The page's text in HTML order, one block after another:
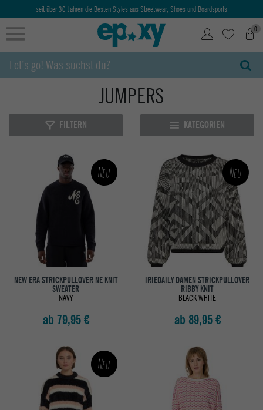
seit über 30 Jahren die Besten Styles aus Streetwear, Shoes und Boardsports
0
JUMPERS
FILTERN KATEGORIEN
Neu
NEW ERA STRICKPULLOVER NE KNIT
SWEATER
NAVY
ab 79,95 €
Neu
IRIEDAILY DAMEN STRICKPULLOVER
RIBBY KNIT
BLACK WHITE
ab 89,95 €
Neu